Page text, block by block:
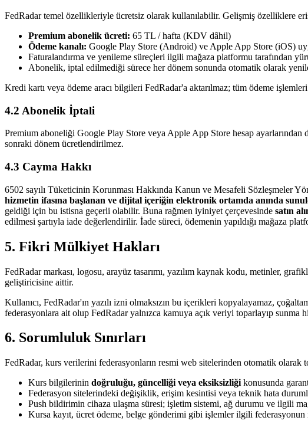
FedRadar temel özellikleriyle ücretsiz olarak kullanılabilir. Gelişmiş özelliklere
Premium abonelik ücreti: 65 TL / hafta (KDV dâhil)
Ödeme kanalı: Google Play Store (Android) ve Apple App Store (iOS)
Faturalandırma ve yenileme süreçleri ilgili mağaza platformu tarafından
Abonelik, iptal edilmediği sürece her dönem sonunda otomatik olarak
Kredi kartı veya ödeme aracı bilgileri FedRadar'a aktarılmaz; tüm ödeme
4.2 Abonelik İptali
Premium aboneliği Google Play Store veya Apple App Store hesap
sonraki dönem ücretlendirilmez.
4.3 Cayma Hakkı
6502 sayılı Tüketicinin Korunması Hakkında Kanun ve Mesafeli Sözleşmeler
hizmetin ifasına başlanan ve dijital içeriğin elektronik ortamda anında
geldiği için bu istisna geçerli olabilir. Buna rağmen iyiniyet çerçevesinde satın
edilmesi şartıyla iade değerlendirilir. İade süreci, ödemenin yapıldığı mağaza
5. Fikri Mülkiyet Hakları
FedRadar markası, logosu, arayüz tasarımı, yazılım kaynak kodu, metinler,
geliştiricisine aittir.
Kullanıcı, FedRadar'ın yazılı izni olmaksızın bu içerikleri kopyalayamaz,
federasyonlara ait olup FedRadar yalnızca kamuya açık veriyi toparlayıp sunma
6. Sorumluluk Sınırları
FedRadar, kurs verilerini federasyonların resmi web sitelerinden otomatik olarak
Kurs bilgilerinin doğruluğu, güncelliği veya eksiksizliği konusunda
Federasyon sitelerindeki değişiklik, erişim kesintisi veya teknik hata
Push bildirimin cihaza ulaşma süresi; işletim sistemi, ağ durumu ve ilgili
Kursa kayıt, ücret ödeme, belge gönderimi gibi işlemler ilgili